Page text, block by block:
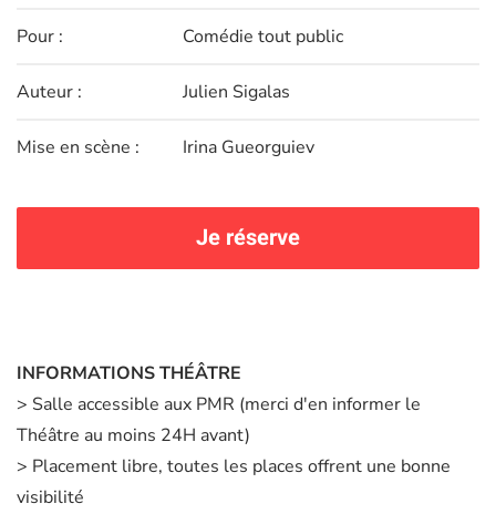
Pour : Comédie tout public
Auteur : Julien Sigalas
Mise en scène : Irina Gueorguiev
Je réserve
INFORMATIONS THÉÂTRE
> Salle accessible aux PMR (merci d'en informer le
Théâtre au moins 24H avant)
> Placement libre, toutes les places offrent une bonne
visibilité